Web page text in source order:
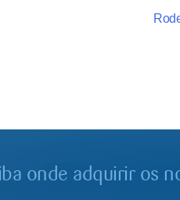
onde adquirir os